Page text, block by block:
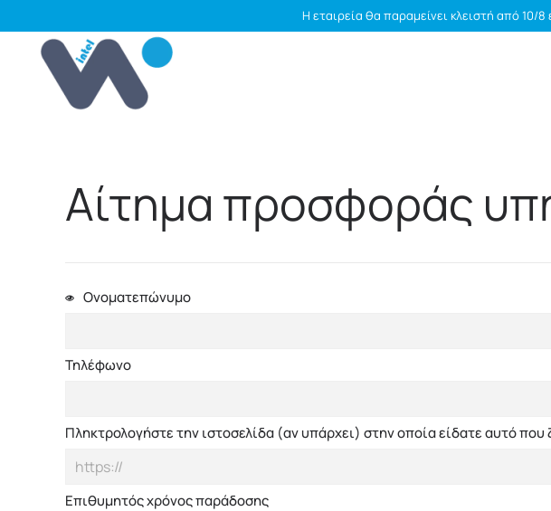
Skip to main content
Η εταιρεία θα παραμείνει κλειστή από 10/
Αίτημα προσφοράς
Ονοματεπώνυμο
Τηλέφωνο
Πληκτρολογήστε την ιστοσελίδα (αν υπάρχει) στην οποία είδατε αυτό που
Επιθυμητός χρόνος παράδοσης